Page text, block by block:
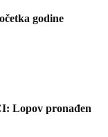
godine
Lopov pronađen